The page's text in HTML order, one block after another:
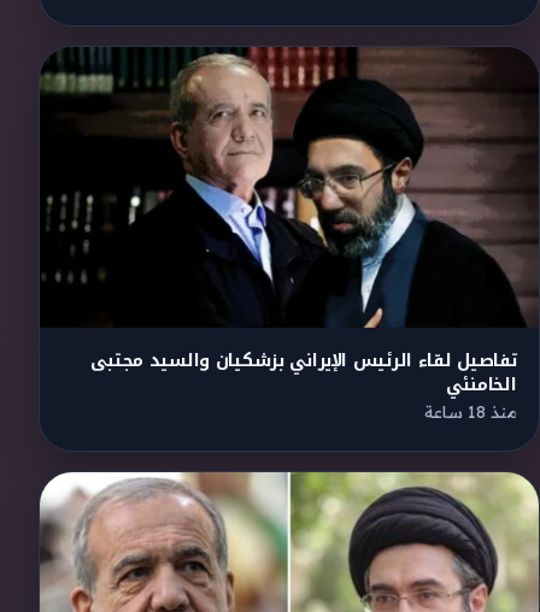
تفاصيل لقاء الرئيس الإيراني بزشكيان والسيد مجتبى
الخامنئي
منذ 18 ساعة